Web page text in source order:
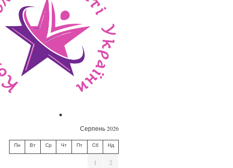
Серпень 2026
Пн Вт Ср Чт Пт Сб Нд
1 2